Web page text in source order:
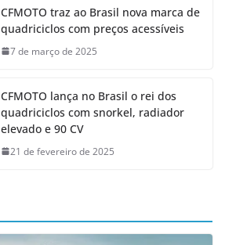
CFMOTO traz ao Brasil nova marca de
quadriciclos com preços acessíveis
7 de março de 2025
CFMOTO lança no Brasil o rei dos
quadriciclos com snorkel, radiador
elevado e 90 CV
21 de fevereiro de 2025